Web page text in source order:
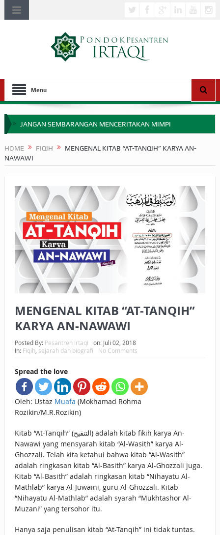
Menu
JANGAN SEMBARANGAN MENCERITAKAN MIMPI
MIMPI YANG DIABAIKAN MENJELANG PERANG BADAR
SEBELUM TIBA SAAT WAJIB?
HAKIKAT NIKMAT DI DUNIA!
BAGAIMANA CARA MEMBAYAR ZAKAT UANG?
UANG HARAM BISA MENJADI HALAL JIKA SEBAB
KEPEMILIKANNYA BERUBAH
ISTIDLAL BATIL VS ISTIDLAL SYAR’I
BAHASA CINTA KARENA ALLAH
HUKUM MEMBAYAR ZAKAT DENGAN CARA MENGANGSUR
HUKUM MEMBAYAR ZAKAT KEPADA KERABAT SENDIRI
HOME FIQIH
MENGENAL KITAB “AT-TANQIH” KARYA AN-
NAWAWI
MENGENAL KITAB “AT-TANQIH”
KARYA AN-NAWAWI
Posted By: Pesantren Irtaqi on: Juli 02, 2018
In: Fiqih, sejarah dan biografi No Comments
Spread the love
Oleh: Ustaz Muafa (Mokhamad Rohma
Rozikin/M.R.Rozikin)
Kitab “At-Tanqih” (التنقيح) adalah kitab fikih karya An-
Nawawi yang mensyarah kitab “Al-Wasith” karya Al-
Ghozzali. Telah kita ketahui bahwa kitab “Al-Wasith”
adalah ringkasan kitab “Al-Basith” karya Al-Ghozzali juga.
Kitab “Al-Basith” adalah ringkasan kitab “Nihayatu Al-
Mathlab” karya Al-Juwaini, guru Al-Ghozzali. Kitab
“Nihayatu Al-Mathlab” adalah syarah “Mukhtashor Al-
Muzani” yang tersohor itu.
Hanya saja penulisan kitab “At-Tanqih” ini tidak tuntas.